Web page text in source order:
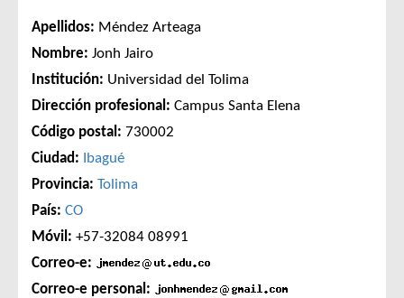
Apellidos: Méndez Arteaga
Nombre: Jonh Jairo
Institución: Universidad del Tolima
Dirección profesional: Campus Santa Elena
Código postal: 730002
Ciudad:
Ibagué
Provincia: Tolima
País: CO
Móvil: +57-32084 08991
Correo-e:
Correo-e personal: